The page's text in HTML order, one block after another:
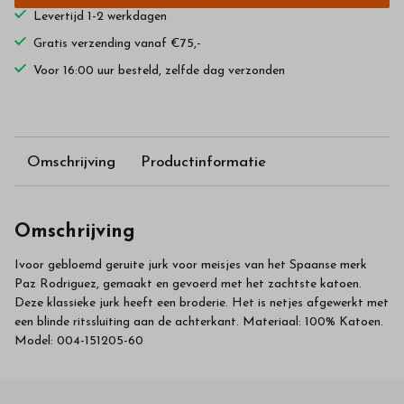
Levertijd 1-2 werkdagen
Gratis verzending vanaf €75,-
Voor 16:00 uur besteld, zelfde dag verzonden
Omschrijving Productinformatie
Omschrijving
Ivoor gebloemd geruite jurk voor meisjes van het Spaanse merk
Paz Rodriguez, gemaakt en gevoerd met het zachtste katoen.
Deze klassieke jurk heeft een broderie. Het is netjes afgewerkt met
een blinde ritssluiting aan de achterkant. Materiaal: 100% Katoen.
Model: 004-151205-60